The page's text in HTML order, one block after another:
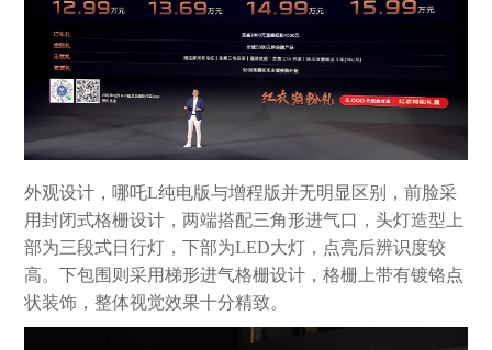
外观设计，哪吒L纯电版与增程版并无明显区别，前脸采
用封闭式格栅设计，两端搭配三角形进气口，头灯造型上
部为三段式日行灯，下部为LED大灯，点亮后辨识度较
高。下包围则采用梯形进气格栅设计，格栅上带有镀铬点
状装饰，整体视觉效果十分精致。